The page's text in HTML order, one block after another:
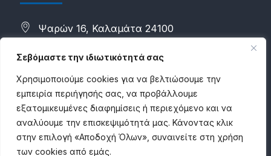
Σεβόμαστε την ιδιωτικότητά σας
Χρησιμοποιούμε cookies για να βελτιώσουμε την
εμπειρία περιήγησής σας, να προβάλλουμε
εξατομικευμένες διαφημίσεις ή περιεχόμενο και να
αναλύουμε την επισκεψιμότητά μας. Κάνοντας κλικ
στην επιλογή «Αποδοχή Όλων», συναινείτε στη χρήση
των cookies από εμάς.
Ψαρών 16, Καλαμάτα 24100
(+30) 2721088298
(+30) 6983784500
info@proconsultancies.com